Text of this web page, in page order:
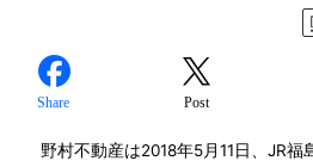
Share Post
野村不動産は2018年5月11日、JR福